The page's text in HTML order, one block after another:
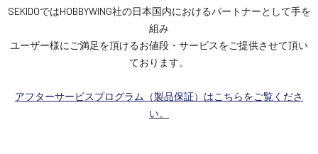
SEKIDOではHOBBYWING社の日本国内におけるパートナーとして手を
組み
ユーザー様にご満足を頂けるお値段・サービスをご提供させて頂い
ております。
アフターサービスプログラム（製品保証）はこちらをご覧くださ
い。